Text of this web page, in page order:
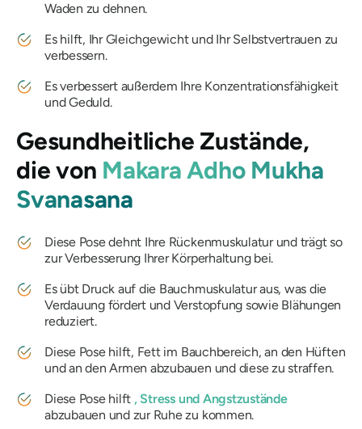
Waden zu dehnen.
Es hilft, Ihr Gleichgewicht und Ihr Selbstvertrauen zu
verbessern.
Es verbessert außerdem Ihre Konzentrationsfähigkeit
und Geduld.
Gesundheitliche Zustände,
die von Makara Adho Mukha
Svanasana
Diese Pose dehnt Ihre Rückenmuskulatur und trägt so
zur Verbesserung Ihrer Körperhaltung bei.
Es übt Druck auf die Bauchmuskulatur aus, was die
Verdauung fördert und Verstopfung sowie Blähungen
reduziert.
Diese Pose hilft, Fett im Bauchbereich, an den Hüften
und an den Armen abzubauen und diese zu straffen.
Diese Pose hilft , Stress und Angstzustände
abzubauen und zur Ruhe zu kommen.